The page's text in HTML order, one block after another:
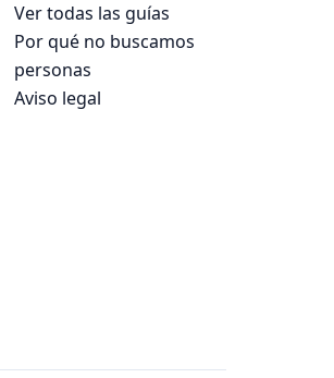
Ver todas las guías
Por qué no buscamos
personas
Aviso legal